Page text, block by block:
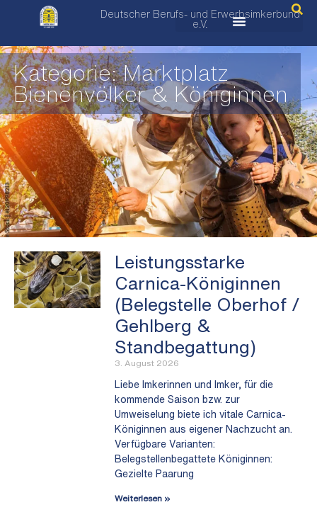
Deutscher Berufs- und Erwerbsimkerbund
e.V.
Kategorie: Marktplatz
Bienenvölker & Königinnen
Leistungsstarke
Carnica-Königinnen
(Belegstelle Oberhof /
Gehlberg &
Standbegattung)
3. August 2026
Liebe Imkerinnen und Imker, für die
kommende Saison bzw. zur
Umweiselung biete ich vitale Carnica-
Königinnen aus eigener Nachzucht an.
Verfügbare Varianten:
Belegstellenbegattete Königinnen:
Gezielte Paarung
Weiterlesen »